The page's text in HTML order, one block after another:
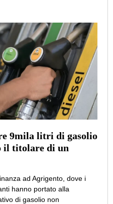
9mila litri di gasolio
il titolare di un
ad Agrigento, dove i
hanno portato alla
di gasolio non